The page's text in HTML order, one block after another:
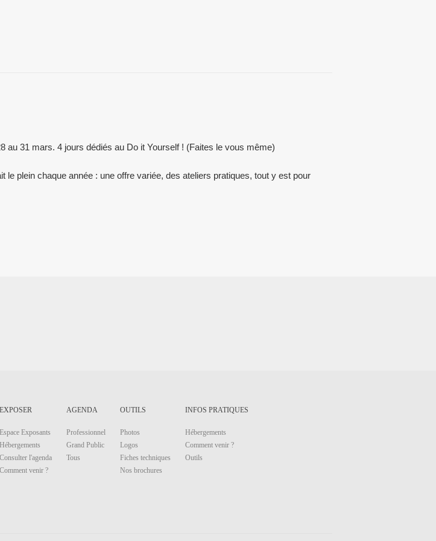
31 mars. 4 jours dédiés au Do it Yourself ! (Faites le vous même)
plein chaque année : une offre variée, des ateliers pratiques, tout y est pour
EXPOSER
Espace Exposants
Hébergements
Consulter l'agenda
Comment venir ?
AGENDA
Professionnel
Grand Public
Tous
OUTILS
Photos
Logos
Fiches techniques
Nos brochures
INFOS PRATIQUES
Hébergements
Comment venir ?
Outils